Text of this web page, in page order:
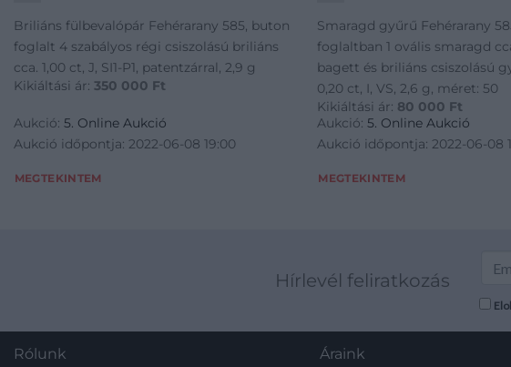
Briliáns fülbevalópár Fehérarany 585, buton
foglalt 4 szabályos régi csiszolású briliáns
cca. 1,00 ct, J, SI1-P1, patentzárral, 2,9 g
Kikiáltási ár: 350 000 Ft
Aukció: 5. Online Aukció
Aukció időpontja: 2022-06-08 19:00
MEGTEKINTEM
Smaragd gyűrű Fehérarany
foglaltban 1 ovális smaragd
bagett és briliáns csiszolású
0,20 ct, I, VS, 2,6 g, méret: 50
Kikiáltási ár: 80 000 Ft
Aukció:5. Online Aukció
Aukció időpontja: 2022-06-08
MEGTEKINTEM
Hírlevél feliratkozás
Rólunk
Áraink